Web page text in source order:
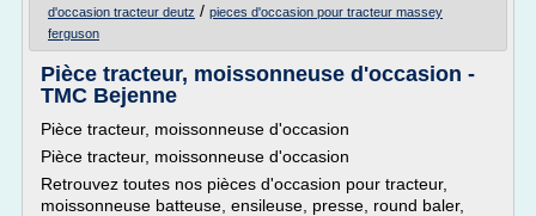
d'occasion tracteur deutz / pieces d'occasion pour tracteur massey
ferguson
Pièce tracteur, moissonneuse d'occasion -
TMC Bejenne
Pièce tracteur, moissonneuse d'occasion
Pièce tracteur, moissonneuse d'occasion
Retrouvez toutes nos pièces d'occasion pour tracteur,
moissonneuse batteuse, ensileuse, presse, round baler,